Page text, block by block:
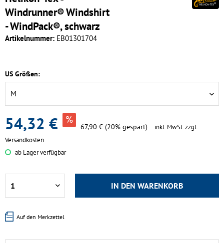
Windrunner® Windshirt
- WindPack®, schwarz
Artikelnummer: EB01301704
US Größen:
54,32 € 67,90 €(20% gespart) inkl. MwSt.zzgl.
Versandkosten
ab Lager verfügbar
IN DEN WARENKORB
Auf den Merkzettel